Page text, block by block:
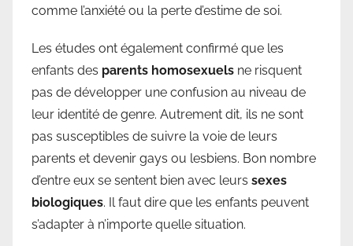
comme l’anxiété ou la perte d’estime de soi.
Les études ont également confirmé que les
enfants des parents homosexuels ne risquent
pas de développer une confusion au niveau de
leur identité de genre. Autrement dit, ils ne sont
pas susceptibles de suivre la voie de leurs
parents et devenir gays ou lesbiens. Bon nombre
d’entre eux se sentent bien avec leurs sexes
biologiques. Il faut dire que les enfants peuvent
s’adapter à n’importe quelle situation.